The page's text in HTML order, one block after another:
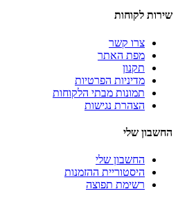
שירות לקוחות
צרו קשר
מפת האתר
תקנון
מדיניות הפרטיות
תמונות מבתי הלקוחות
הצהרת נגישות
החשבון שלי
החשבון שלי
היסטוריית ההזמנות
רשימת תפוצה